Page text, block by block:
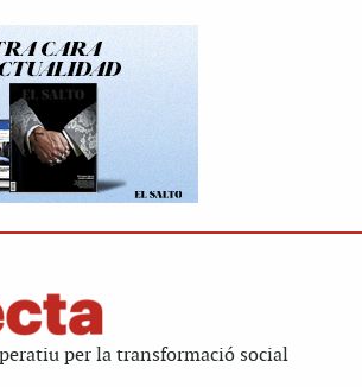
per la transformació social